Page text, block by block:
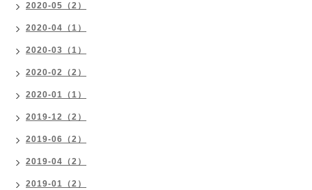
2020-05（2）
2020-04（1）
2020-03（1）
2020-02（2）
2020-01（1）
2019-12（2）
2019-06（2）
2019-04（2）
2019-01（2）